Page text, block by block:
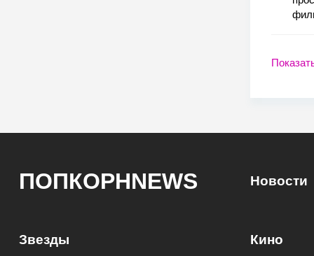
ПОПКОРНNEWS Новости
Звезды Кино